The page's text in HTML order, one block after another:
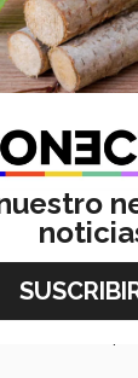
un
el cual es
costos